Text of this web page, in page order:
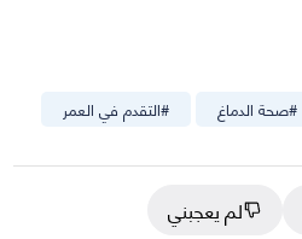
#التقدم في العمر #صحة الدماغ
لم يعجبني